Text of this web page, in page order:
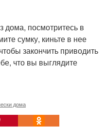
дома, посмотритесь в
сумку, киньте в нее
закончить приводить
что вы выглядите
дома